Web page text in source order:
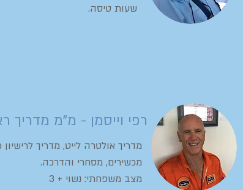
שעות טיסה.
רפי וייסמן - מ"מ מדריך
מדריך אולטרה לייט, מדריך לרישיון
מכשירים, מסחרי והדרכה. ​
מצב משפחתי: נשוי + 3